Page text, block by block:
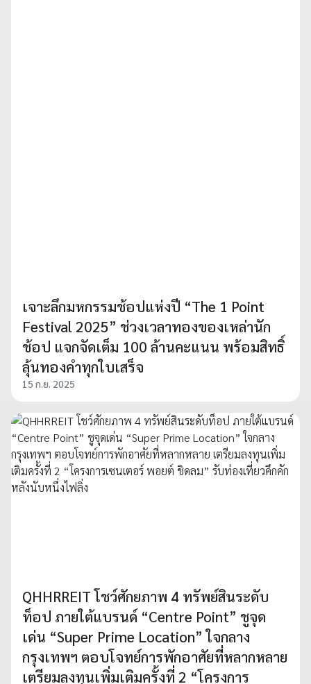
เจาะลึกมหกรรมช้อปแห่งปี “The 1 Point
Festival 2025” ช่วงเวลาทองของเหล่านัก
ช้อป แจกจัดเต็ม 100 ล้านคะแนน พร้อมสิทธิ์
ลุ้นทองคำทุกใบเสร็จ
15 ก.ย. 2025
QHHRREIT โชว์ศักยภาพ 4 ทรัพย์สินระดับ
ท็อป ภายใต้แบรนด์ “Centre Point” ชูจุด
เด่น “Super Prime Location” ใจกลาง
กรุงเทพฯ ตอบโจทย์การพักอาศัยที่หลากหลาย
เตรียมลงทุนเพิ่มเติมครั้งที่ 2 “โครงการ